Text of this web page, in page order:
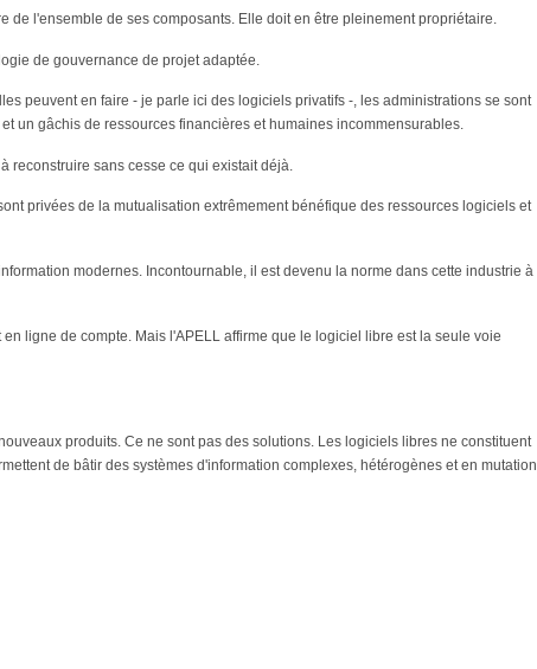
l'ensemble de ses composants. Elle doit en être pleinement propriétaire.
de gouvernance de projet adaptée.
peuvent en faire - je parle ici des logiciels privatifs -, les administrations se sont
un gâchis de ressources financières et humaines incommensurables.
reconstruire sans cesse ce qui existait déjà.
privées de la mutualisation extrêmement bénéfique des ressources logiciels et
modernes. Incontournable, il est devenu la norme dans cette industrie à
ligne de compte. Mais l'APELL affirme que le logiciel libre est la seule voie
produits. Ce ne sont pas des solutions. Les logiciels libres ne constituent
de bâtir des systèmes d'information complexes, hétérogènes et en mutation